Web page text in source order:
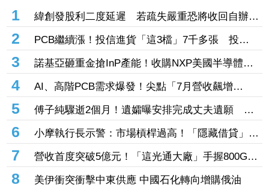
1
緯創發股利二度延遲 若疏失嚴重恐將收回自辦股
務資格
2
PCB繼續漲！投信進貨「這3檔」7千多張 投
33.49億元連5天進場臻鼎
3
諾基亞砸重金搶InP產能！收購NXP美國半導體工
廠 瞄準AI資料中心需求
4
AI、高階PCB需求爆發！尖點「7月營收飆增
102%」連5個月寫單月新高 積極擴充產能
5
傅子純驟逝2個月！遺孀曝安排完成丈夫遺願 淚
憶他曾為「這件事」穿戲服衝回家
6
小摩執行長示警：市場槓桿過高！「隱藏借貸」恐
放大市場波動
7
營收首度突破5億元！「這光通大廠」手握800G、
1.6T高速光模組題材 7月財報年增176.54%
8 美伊衝突衝擊中東供應 中國石化轉向增購俄油